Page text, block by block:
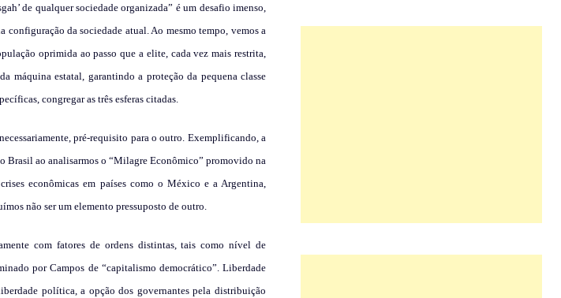
de qualquer sociedade organizada” é um desafio imenso,
da sociedade atual. Ao mesmo tempo, vemos a
oprimida ao passo que a elite, cada vez mais restrita,
máquina estatal, garantindo a proteção da pequena classe
congregar as três esferas citadas.
pré-requisito para o outro. Exemplificando, a
Brasil ao analisarmos o “Milagre Econômico” promovido na
econômicas em países como o México e a Argentina,
não ser um elemento pressuposto de outro.
com fatores de ordens distintas, tais como nível de
por Campos de “capitalismo democrático”. Liberdade
política, a opção dos governantes pela distribuição